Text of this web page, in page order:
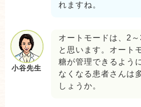
れますね。
小谷先生
オートモードは、2
と思います。オート
糖が管理できるよう
なくなる患者さんは
しょうか。